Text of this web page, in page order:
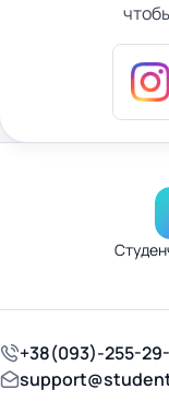
+38(093)-255-